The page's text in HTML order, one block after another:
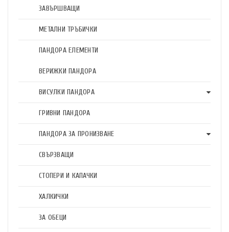
ЗАВЪРШВАЩИ
МЕТАЛНИ ТРЪБИЧКИ
ПАНДОРА ЕЛЕМЕНТИ
ВЕРИЖКИ ПАНДОРА
ВИСУЛКИ ПАНДОРА
ГРИВНИ ПАНДОРА
ПАНДОРА ЗА ПРОНИЗВАНЕ
СВЪРЗВАЩИ
СТОПЕРИ И КАПАЧКИ
ХАЛКИЧКИ
ЗА ОБЕЦИ